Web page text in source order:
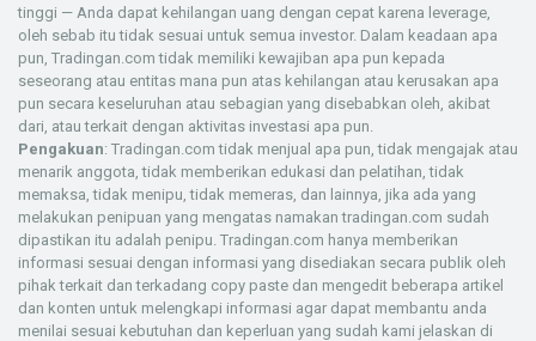
tinggi — Anda dapat kehilangan uang dengan cepat karena leverage,
oleh sebab itu tidak sesuai untuk semua investor. Dalam keadaan apa
pun, Tradingan.com tidak memiliki kewajiban apa pun kepada
seseorang atau entitas mana pun atas kehilangan atau kerusakan apa
pun secara keseluruhan atau sebagian yang disebabkan oleh, akibat
dari, atau terkait dengan aktivitas investasi apa pun.
Pengakuan: Tradingan.com tidak menjual apa pun, tidak mengajak atau
menarik anggota, tidak memberikan edukasi dan pelatihan, tidak
memaksa, tidak menipu, tidak memeras, dan lainnya, jika ada yang
melakukan penipuan yang mengatas namakan tradingan.com sudah
dipastikan itu adalah penipu. Tradingan.com hanya memberikan
informasi sesuai dengan informasi yang disediakan secara publik oleh
pihak terkait dan terkadang copy paste dan mengedit beberapa artikel
dan konten untuk melengkapi informasi agar dapat membantu anda
menilai sesuai kebutuhan dan keperluan yang sudah kami jelaskan di